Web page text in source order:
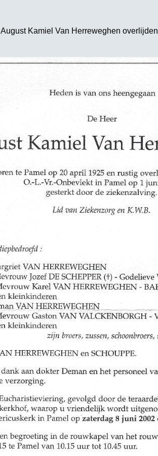
August Kamiel Van Herreweghen overlijden